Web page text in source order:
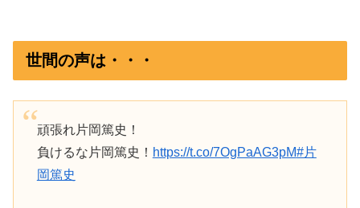
世間の声は・・・
頑張れ片岡篤史！
負けるな片岡篤史！ https://t.co/7OgPaAG3pM#片
岡篤史